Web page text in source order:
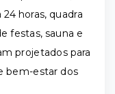
horas, quadra
festas, sauna e
projetados para
bem-estar dos